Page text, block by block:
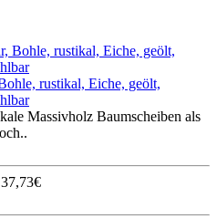
rustikal, Eiche, geölt,
Massivholz Baumscheiben als